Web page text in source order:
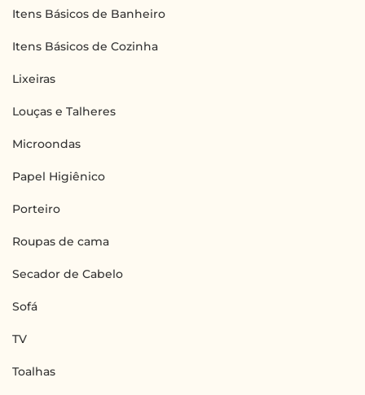
Itens Básicos de Banheiro
Itens Básicos de Cozinha
Lixeiras
Louças e Talheres
Microondas
Papel Higiênico
Porteiro
Roupas de cama
Secador de Cabelo
Sofá
TV
Toalhas